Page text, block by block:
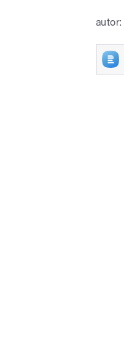
autor: